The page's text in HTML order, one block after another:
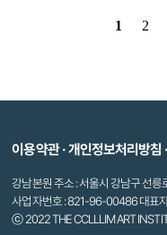
1 2
이용약관·개인정보처리방침
강남본원 주소 : 서울시 강남구 선
사업자번호 : 821-96-00486 대표
ⓒ 2022 THE CCLLLIM ART